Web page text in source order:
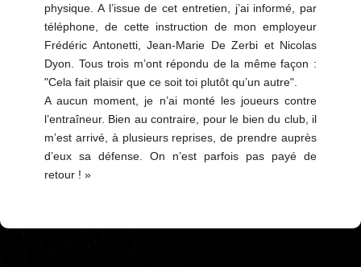
physique. A l’issue de cet entretien, j’ai informé, par
téléphone, de cette instruction de mon employeur
Frédéric Antonetti, Jean-Marie De Zerbi et Nicolas
Dyon. Tous trois m’ont répondu de la même façon :
"Cela fait plaisir que ce soit toi plutôt qu’un autre".
A aucun moment, je n’ai monté les joueurs contre
l’entraîneur. Bien au contraire, pour le bien du club, il
m’est arrivé, à plusieurs reprises, de prendre auprès
d’eux sa défense. On n’est parfois pas payé de
retour ! »